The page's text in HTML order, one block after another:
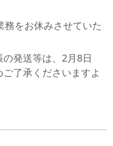
をお休みさせていた
発送等は、2月8日
了承くださいますよ